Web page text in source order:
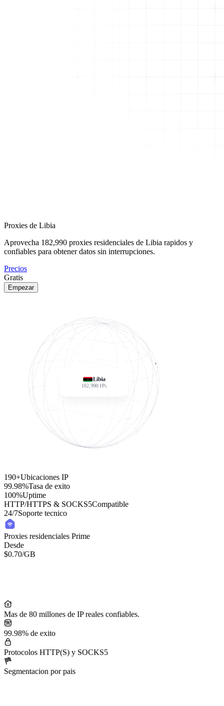
Proxies de Libia
Aprovecha 182,990 proxies residenciales de Libia rapidos y
confiables para obtener datos sin interrupciones.
Precios
Gratis
Empezar
Libia
182,990IPs
190+Ubicaciones IP
99.98%Tasa de exito
100%Uptime
HTTP/HTTPS & SOCKS5Compatible
24/7Soporte tecnico
Proxies residenciales Prime
Desde
$0.70/GB
Mas de 80 millones de IP reales confiables.
99.98% de exito
Protocolos HTTP(S) y SOCKS5
Segmentacion por pais